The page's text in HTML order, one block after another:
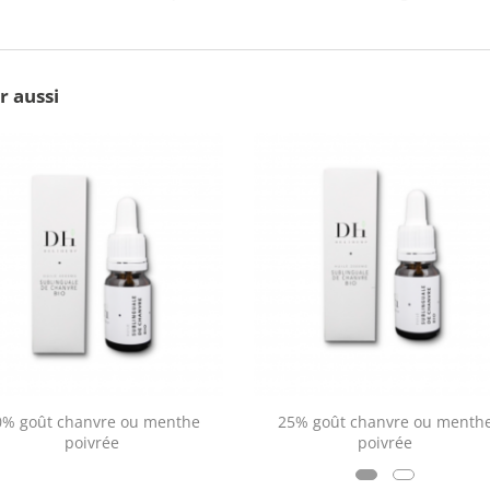
aussi
goût chanvre ou menthe
poivrée
25% goût chanvre ou
poivrée